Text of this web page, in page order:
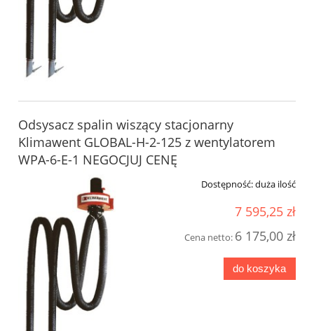
Odsysacz spalin wiszący stacjonarny
Klimawent GLOBAL-H-2-125 z wentylatorem
WPA-6-E-1 NEGOCJUJ CENĘ
Dostępność:duża ilość
7 595,25 zł
Cena netto: 6 175,00 zł
do koszyka